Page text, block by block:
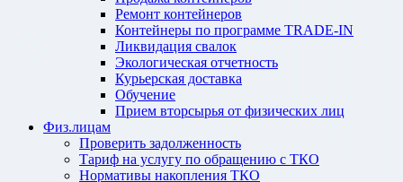
Ремонт контейнеров
Контейнеры по программе TRADE-IN
Ликвидация свалок
Экологическая отчетность
Курьерская доставка
Обучение
Прием вторсырья от физических лиц
Физ.лицам
Проверить задолженность
Тариф на услугу по обращению с ТКО
Нормативы накопления ТКО